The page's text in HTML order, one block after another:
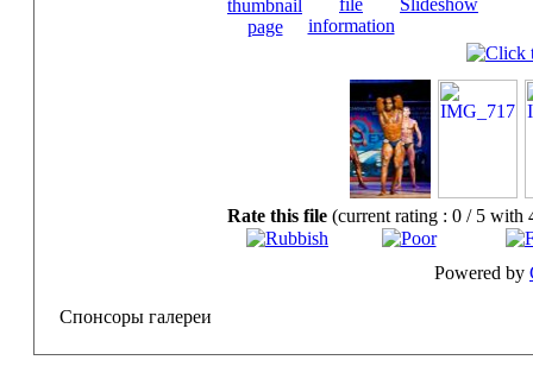
Rate this file (current rating : 0 / 5 with
Powered by
Спонсоры галереи